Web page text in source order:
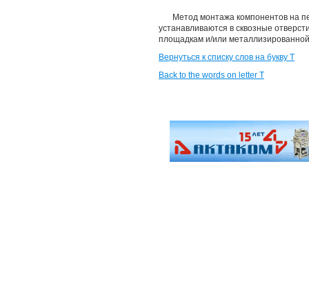
Метод монтажа компонентов на
устанавливаются в сквозные
площадкам и/или
Вернуться к списку слов на букву Т
Back to the words on letter T